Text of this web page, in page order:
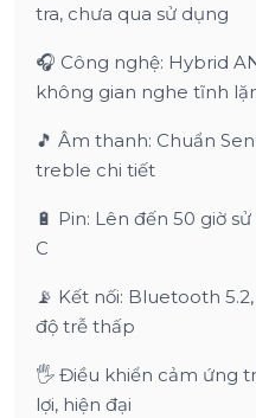
tra, chưa qua sử dụng
🎧 Công nghệ: Hybrid
không gian nghe tĩnh
🎵 Âm thanh: Chuẩn
treble chi tiết
🔋 Pin: Lên đến 50 giờ
C
📡 Kết nối: Bluetooth
độ trễ thấp
🖐️ Điều khiển cảm ứng
lợi, hiện đại